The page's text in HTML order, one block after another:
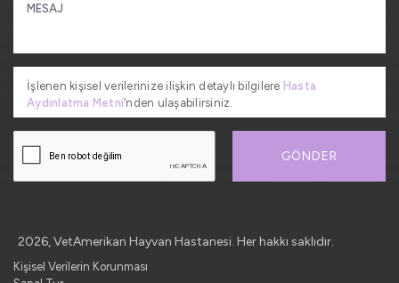
İşlenen kişisel verilerinize ilişkin detaylı bilgilere Hasta
Aydınlatma Metni’nden ulaşabilirsiniz.
GÖNDER
2026, VetAmerikan Hayvan Hastanesi. Her hakkı saklıdır.
Kişisel Verilerin Korunması